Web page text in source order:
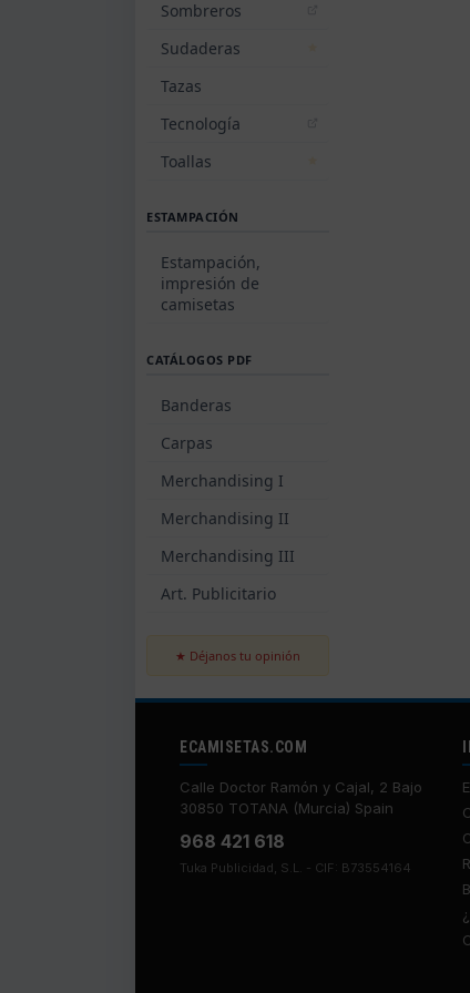
Sombreros
Sudaderas
Tazas
Tecnología
Toallas
ESTAMPACIÓN
Estampación,
impresión de
camisetas
CATÁLOGOS PDF
Banderas
Carpas
Merchandising I
Merchandising II
Merchandising III
Art. Publicitario
★ Déjanos tu opinión
ECAMISETAS.COM
Calle Doctor Ramón y Cajal, 2 Bajo
30850 TOTANA (Murcia) Spain
968 421 618
Tuka Publicidad, S.L. - CIF: B73554164